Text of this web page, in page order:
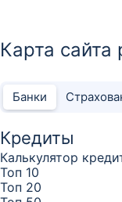
Карта сайта
Банки
Кредиты
Калькулятор
Топ 10
Топ 20